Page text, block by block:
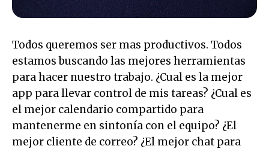
Todos queremos ser mas productivos. Todos
estamos buscando las mejores herramientas
para hacer nuestro trabajo. ¿Cual es la mejor
app para llevar control de mis tareas? ¿Cual es
el mejor calendario compartido para
mantenerme en sintonía con el equipo? ¿El
mejor cliente de correo? ¿El mejor chat para